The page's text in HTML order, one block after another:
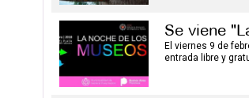
Se viene
El viernes 9 de
entrada libre y